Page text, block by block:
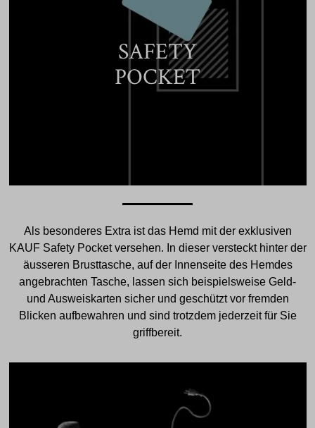
SAFETY
POCKET
Als besonderes Extra ist das Hemd mit der exklusiven
KAUF Safety Pocket versehen. In dieser versteckt hinter der
äusseren Brusttasche, auf der Innenseite des Hemdes
angebrachten Tasche, lassen sich beispielsweise Geld-
und Ausweiskarten sicher und geschützt vor fremden
Blicken aufbewahren und sind trotzdem jederzeit für Sie
griffbereit.